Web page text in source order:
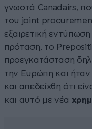
γνωστά Canadairs,
του joint
εξαιρετική
πρόταση, το
προεγκατάσταση
την Ευρώπη και
και απεδείχθη ότι
και αυτό με νέα